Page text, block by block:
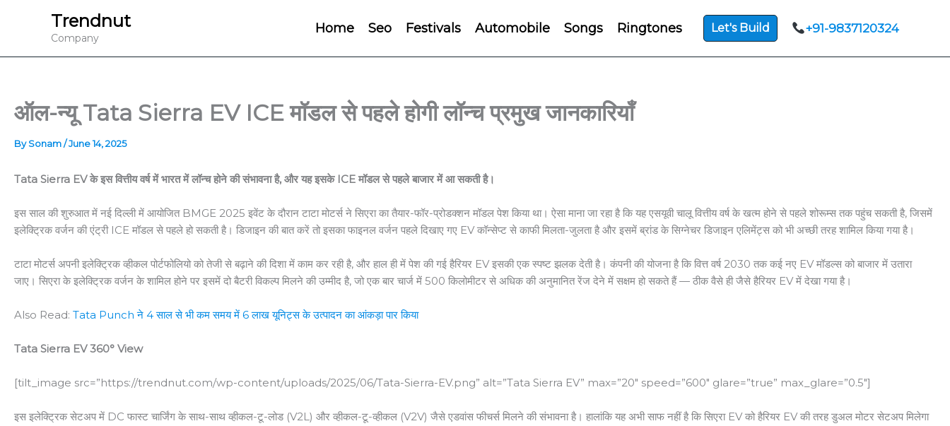
Trendnut
Company
Home Seo Festivals Automobile Songs Ringtones Let's Build +91-9837120324
ऑल-न्यू Tata Sierra EV ICE मॉडल से पहले होगी लॉन्च प्रमुख जानकारियाँ
BySonam/June 14, 2025
Tata Sierra EV के इस वित्तीय वर्ष में भारत में लॉन्च होने की संभावना है, और यह इसके ICE मॉडल से पहले बाजार में आ सकती है।
इस साल की शुरुआत में नई दिल्ली में आयोजित BMGE 2025 इवेंट के दौरान टाटा मोटर्स ने सिएरा का तैयार-फॉर-प्रोडक्शन मॉडल पेश किया था। ऐसा माना जा रहा है कि यह एसयूवी चालू वित्तीय वर्ष के खत्म होने से पहले शोरूम्स तक पहुंच सकती है, जिसमें
इलेक्ट्रिक वर्जन की एंट्री ICE मॉडल से पहले हो सकती है। डिजाइन की बात करें तो इसका फाइनल वर्जन पहले दिखाए गए EV कॉन्सेप्ट से काफी मिलता-जुलता है और इसमें ब्रांड के सिग्नेचर डिजाइन एलिमेंट्स को भी अच्छी तरह शामिल किया गया है।
टाटा मोटर्स अपनी इलेक्ट्रिक व्हीकल पोर्टफोलियो को तेजी से बढ़ाने की दिशा में काम कर रही है, और हाल ही में पेश की गई हैरियर EV इसकी एक स्पष्ट झलक देती है। कंपनी की योजना है कि वित्त वर्ष 2030 तक कई नए EV मॉडल्स को बाजार में उतारा
जाए। सिएरा के इलेक्ट्रिक वर्जन के शामिल होने पर इसमें दो बैटरी विकल्प मिलने की उम्मीद है, जो एक बार चार्ज में 500 किलोमीटर से अधिक की अनुमानित रेंज देने में सक्षम हो सकते हैं — ठीक वैसे ही जैसे हैरियर EV में देखा गया है।
Also Read: Tata Punch ने 4 साल से भी कम समय में 6 लाख यूनिट्स के उत्पादन का आंकड़ा पार किया
Tata Sierra EV 360° View
[tilt_image src=”https://trendnut.com/wp-content/uploads/2025/06/Tata-Sierra-EV.png” alt=”Tata Sierra EV” max=”20″ speed=”600″ glare=”true” max_glare=”0.5″]
इस इलेक्ट्रिक सेटअप में DC फास्ट चार्जिंग के साथ-साथ व्हीकल-टू-लोड (V2L) और व्हीकल-टू-व्हीकल (V2V) जैसे एडवांस फीचर्स मिलने की संभावना है। हालांकि यह अभी साफ नहीं है कि सिएरा EV को हैरियर EV की तरह डुअल मोटर सेटअप मिलेगा